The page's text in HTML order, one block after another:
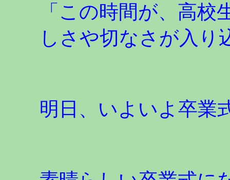
「この時間が、高
しさや切なさが入り
明日、いよいよ卒業